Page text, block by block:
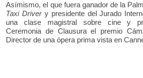
Asímismo, el que fuera ganador de la
Taxi Drivery presidente del Jurado
una clase magistral sobre cine y
Ceremonia de Clausura el premio
Director de una ópera prima vista en